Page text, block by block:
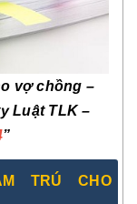
vợ chồng –
Luật TLK –
”
TRÚ CHO